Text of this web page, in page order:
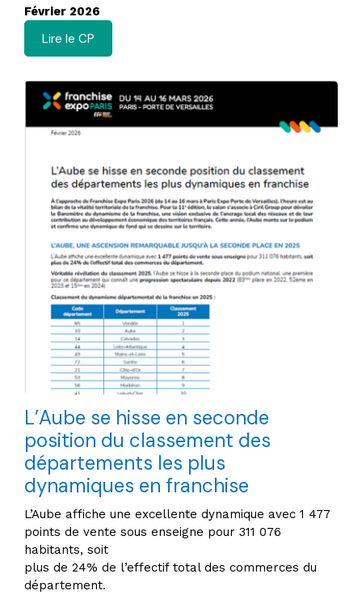
Février 2026
Lire le CP
L’Aube se hisse en seconde
position du classement des
départements les plus
dynamiques en franchise
L’Aube affiche une excellente dynamique avec 1 477
points de vente sous enseigne pour 311 076
habitants, soit
plus de 24% de l’effectif total des commerces du
département.